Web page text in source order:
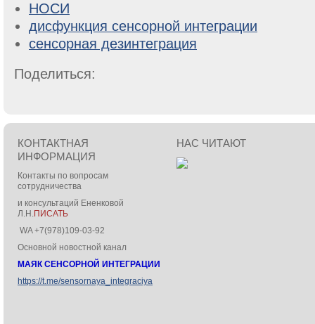
НОСИ
дисфункция сенсорной интеграции
сенсорная дезинтеграция
Поделиться:
КОНТАКТНАЯ
ИНФОРМАЦИЯ
Контакты по вопросам
сотрудничества
и консультаций Ененковой
Л.Н.ПИСАТЬ
WA +7(978)109-03-92
Основной новостной канал
МАЯК СЕНСОРНОЙ ИНТЕГРАЦИИ
https://t.me/sensornaya_integraciya
НАС ЧИТАЮТ